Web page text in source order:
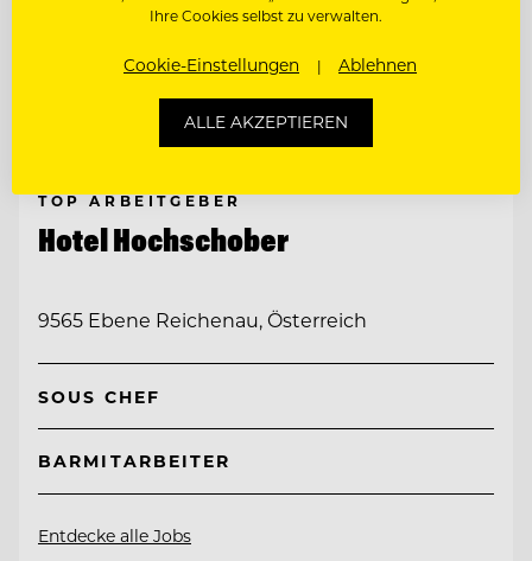
TOP ARBEITGEBER
Hotel Hochschober
9565 Ebene Reichenau, Österreich
SOUS CHEF
BARMITARBEITER
Entdecke alle Jobs
Ihre Cookies selbst zu verwalten.
Cookie-Einstellungen Ablehnen
ALLE AKZEPTIEREN